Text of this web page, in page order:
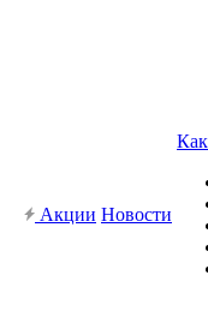
Акции Новости